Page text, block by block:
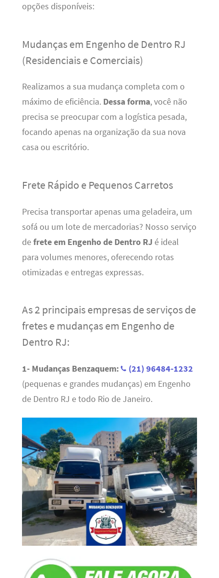
opções disponíveis:
Mudanças em Engenho de Dentro RJ
(Residenciais e Comerciais)
Realizamos a sua mudança completa com o
máximo de eficiência. Dessa forma, você não
precisa se preocupar com a logística pesada,
focando apenas na organização da sua nova
casa ou escritório.
Frete Rápido e Pequenos Carretos
Precisa transportar apenas uma geladeira, um
sofá ou um lote de mercadorias? Nosso serviço
defrete em Engenho de Dentro RJ é ideal
para volumes menores, oferecendo rotas
otimizadas e entregas expressas.
As 2 principais empresas de serviços de
fretes e mudanças em Engenho de
Dentro RJ:
1- Mudanças Benzaquem:
(21) 96484-1232
(pequenas e grandes mudanças) em Engenho
de Dentro RJ e todo Rio de Janeiro.